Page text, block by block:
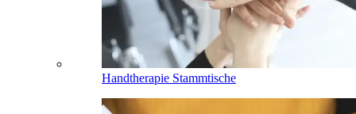
Handtherapie Stammtische